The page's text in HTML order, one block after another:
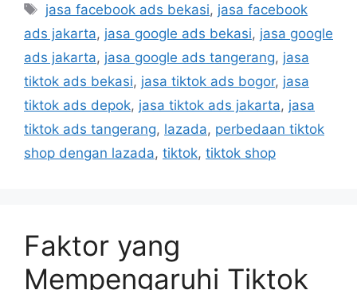
jasa facebook ads bekasi, jasa facebook
ads jakarta, jasa google ads bekasi, jasa google
ads jakarta, jasa google ads tangerang, jasa
tiktok ads bekasi, jasa tiktok ads bogor, jasa
tiktok ads depok, jasa tiktok ads jakarta, jasa
tiktok ads tangerang, lazada, perbedaan tiktok
shop dengan lazada, tiktok, tiktok shop
Faktor yang
Mempengaruhi Tiktok